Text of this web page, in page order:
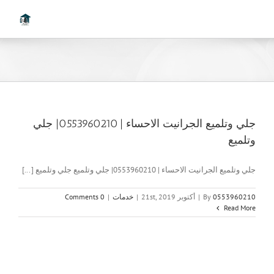
جلي وتلميع الجرانيت الاحساء | 0553960210| جلي
وتلميع
جلي وتلميع الجرانيت الاحساء | 0553960210| جلي وتلميع جلي وتلميع [...]
By 0553960210
| أكتوبر 21st, 2019 | خدمات |
0 Comments
Read More